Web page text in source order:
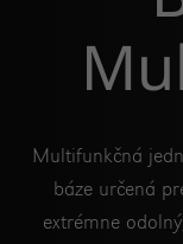
Multifunkčná
báze určená
extrémne